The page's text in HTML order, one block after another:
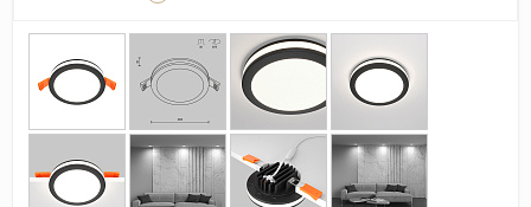
Матовая
Лаппатированная
Сатинированная
Карвинг